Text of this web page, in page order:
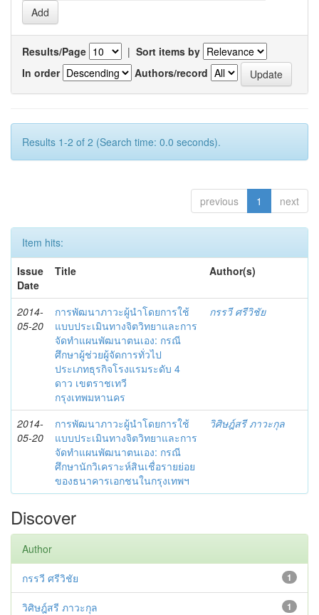
Results/Page | Sort items by
In order
Authors/record
Results 1-2 of 2 (Search time: 0.0 seconds).
previous 1 next
Item hits:
Issue
Date
Title Author(s)
2014-
05-20
การพัฒนาภาวะผู้นำโดยการใช้
แบบประเมินทางจิตวิทยาและการ
จัดทำแผนพัฒนาตนเอง: กรณี
ศึกษาผู้ช่วยผู้จัดการทั่วไป
ประเภทธุรกิจโรงแรมระดับ 4
ดาว เขตราชเทวี
กรุงเทพมหานคร
กรรวี ศรีวิชัย
2014-
05-20
การพัฒนาภาวะผู้นำโดยการใช้
แบบประเมินทางจิตวิทยาและการ
จัดทำแผนพัฒนาตนเอง: กรณี
ศึกษานักวิเคราะห์สินเชื่อรายย่อย
ของธนาคารเอกชนในกรุงเทพฯ
วิศิษฎ์สรี ภาวะกุล
Discover
Author
1
กรรวี ศรีวิชัย
1
วิศิษฎ์สรี ภาวะกุล